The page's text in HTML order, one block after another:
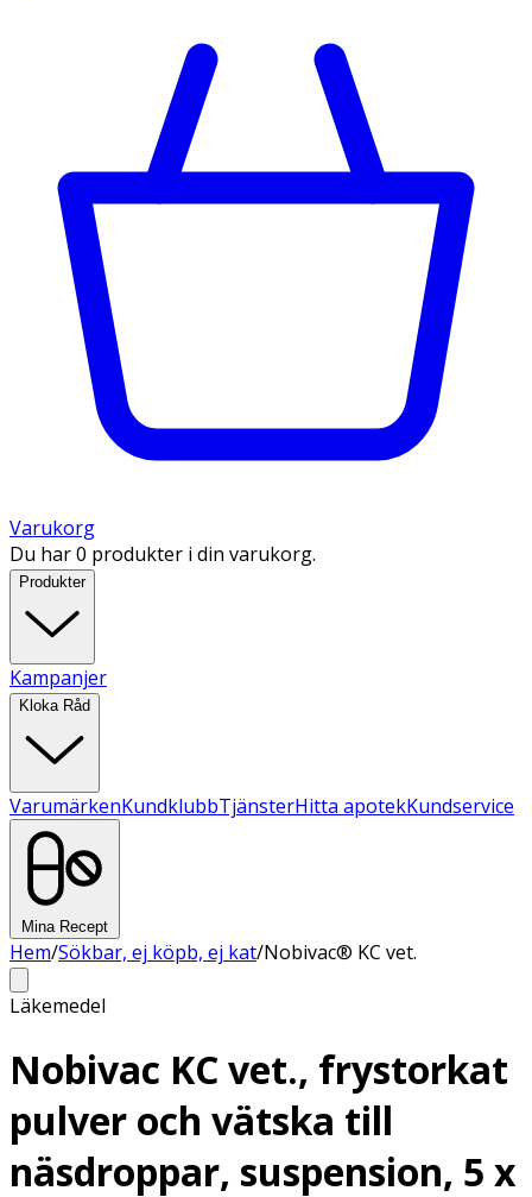
Varukorg
Du har 0 produkter i din varukorg.
Produkter
Kampanjer
Kloka Råd
VarumärkenKundklubbTjänsterHitta apotekKundservice
Mina Recept
Hem/Sökbar, ej köpb, ej kat/Nobivac® KC vet.
Läkemedel
Nobivac KC vet., frystorkat
pulver och vätska till
näsdroppar, suspension, 5 x